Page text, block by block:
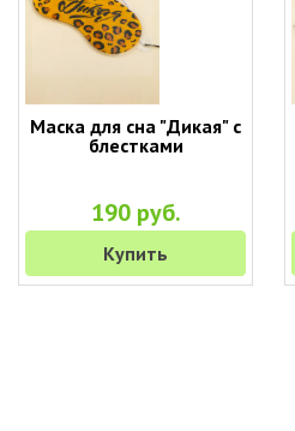
Маска для сна "Дикая" с
блестками
190 руб.
Купить